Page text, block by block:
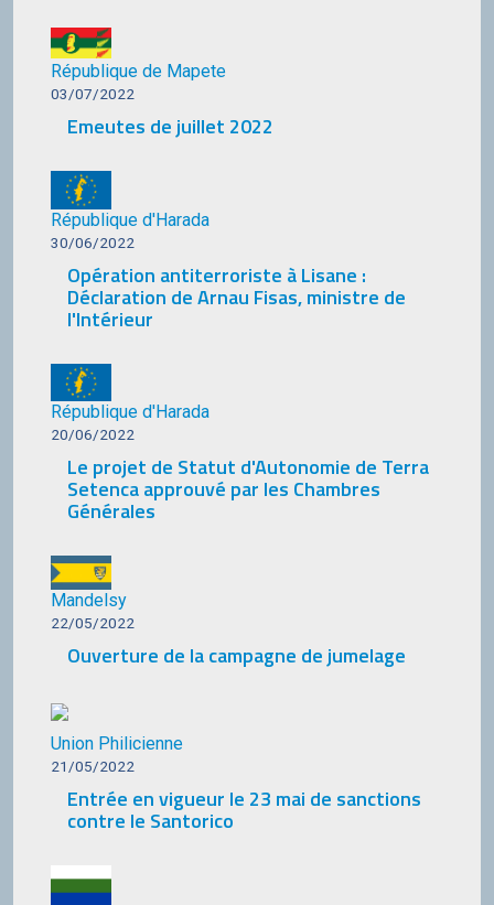
République de Mapete
03/07/2022
Emeutes de juillet 2022
République d'Harada
30/06/2022
Opération antiterroriste à Lisane :
Déclaration de Arnau Fisas, ministre de
l'Intérieur
République d'Harada
20/06/2022
Le projet de Statut d'Autonomie de Terra
Setenca approuvé par les Chambres
Générales
Mandelsy
22/05/2022
Ouverture de la campagne de jumelage
Union Philicienne
21/05/2022
Entrée en vigueur le 23 mai de sanctions
contre le Santorico